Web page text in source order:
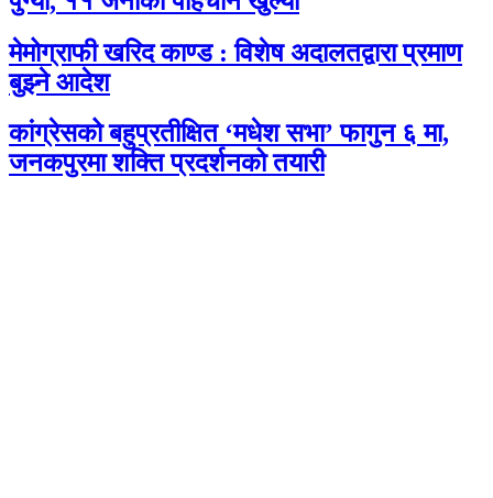
मेमोग्राफी खरिद काण्ड : विशेष अदालतद्वारा प्रमाण
बुझ्ने आदेश
कांग्रेसको बहुप्रतीक्षित ‘मधेश सभा’ फागुन ६ मा,
जनकपुरमा शक्ति प्रदर्शनको तयारी